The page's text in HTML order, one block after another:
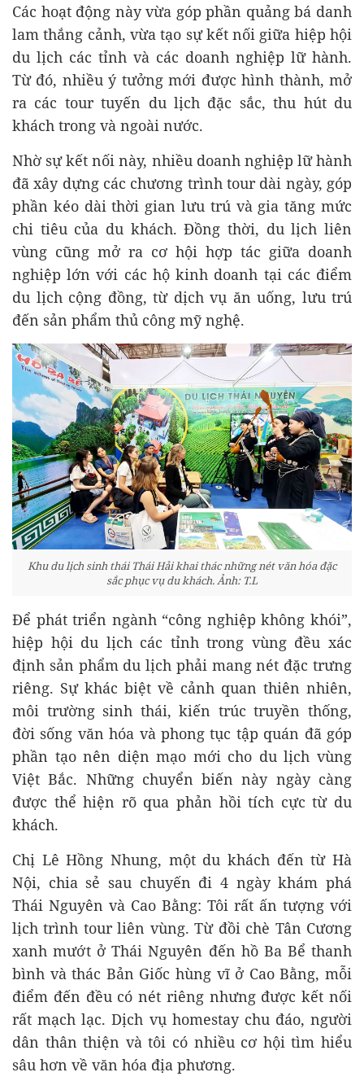
Các hoạt động này vừa góp phần quảng bá danh
lam thắng cảnh, vừa tạo sự kết nối giữa hiệp hội
du lịch các tỉnh và các doanh nghiệp lữ hành.
Từ đó, nhiều ý tưởng mới được hình thành, mở
ra các tour tuyến du lịch đặc sắc, thu hút du
khách trong và ngoài nước.
Nhờ sự kết nối này, nhiều doanh nghiệp lữ hành
đã xây dựng các chương trình tour dài ngày, góp
phần kéo dài thời gian lưu trú và gia tăng mức
chi tiêu của du khách. Đồng thời, du lịch liên
vùng cũng mở ra cơ hội hợp tác giữa doanh
nghiệp lớn với các hộ kinh doanh tại các điểm
du lịch cộng đồng, từ dịch vụ ăn uống, lưu trú
đến sản phẩm thủ công mỹ nghệ.
Khu du lịch sinh thái Thái Hải khai thác những nét văn hóa đặc
sắc phục vụ du khách. Ảnh: T.L
Để phát triển ngành “công nghiệp không khói”,
hiệp hội du lịch các tỉnh trong vùng đều xác
định sản phẩm du lịch phải mang nét đặc trưng
riêng. Sự khác biệt về cảnh quan thiên nhiên,
môi trường sinh thái, kiến trúc truyền thống,
đời sống văn hóa và phong tục tập quán đã góp
phần tạo nên diện mạo mới cho du lịch vùng
Việt Bắc. Những chuyển biến này ngày càng
được thể hiện rõ qua phản hồi tích cực từ du
khách.
Chị Lê Hồng Nhung, một du khách đến từ Hà
Nội, chia sẻ sau chuyến đi 4 ngày khám phá
Thái Nguyên và Cao Bằng: Tôi rất ấn tượng với
lịch trình tour liên vùng. Từ đồi chè Tân Cương
xanh mướt ở Thái Nguyên đến hồ Ba Bể thanh
bình và thác Bản Giốc hùng vĩ ở Cao Bằng, mỗi
điểm đến đều có nét riêng nhưng được kết nối
rất mạch lạc. Dịch vụ homestay chu đáo, người
dân thân thiện và tôi có nhiều cơ hội tìm hiểu
sâu hơn về văn hóa địa phương.